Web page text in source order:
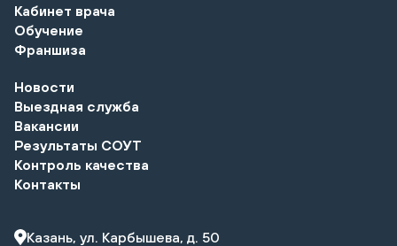
Кабинет врача
Обучение
Франшиза
Новости
Выездная служба
Вакансии
Результаты СОУТ
Контроль качества
Контакты
Казань, ул. Карбышева, д. 50